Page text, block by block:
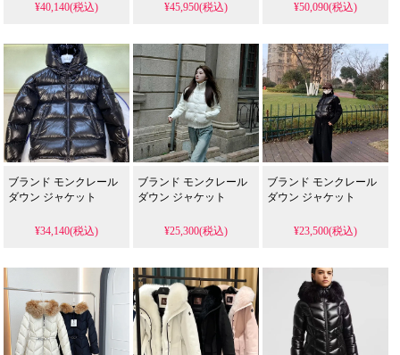
¥40,140(税込) ¥45,950(税込) ¥50,090(税込)
ブランド モンクレール
ダウン ジャケット
¥34,140(税込)
ブランド モンクレール
ダウン ジャケット
¥25,300(税込)
ブランド モンクレール
ダウン ジャケット
¥23,500(税込)